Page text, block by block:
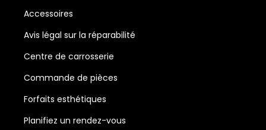
Accessoires
Avis légal sur la réparabilité
Centre de carrosserie
Commande de pièces
Forfaits esthétiques
Planifiez un rendez-vous